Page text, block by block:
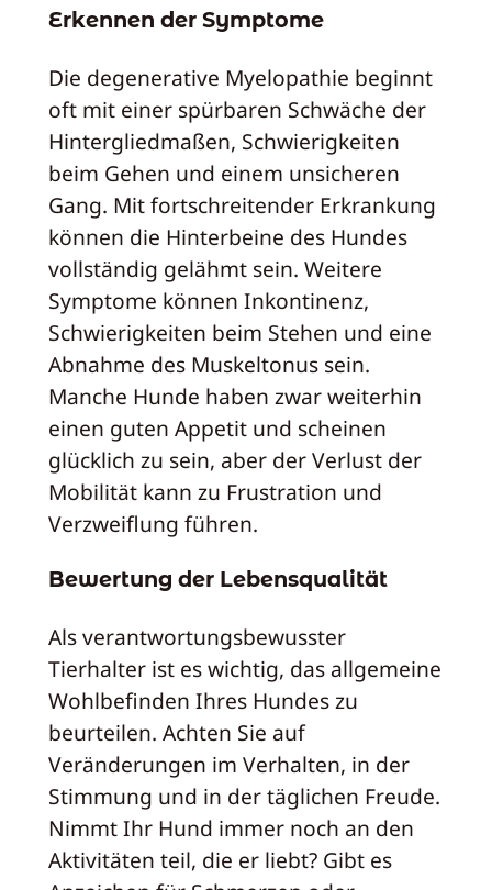
Erkennen der Symptome
Die degenerative Myelopathie beginnt
oft mit einer spürbaren Schwäche der
Hintergliedmaßen, Schwierigkeiten
beim Gehen und einem unsicheren
Gang. Mit fortschreitender Erkrankung
können die Hinterbeine des Hundes
vollständig gelähmt sein. Weitere
Symptome können Inkontinenz,
Schwierigkeiten beim Stehen und eine
Abnahme des Muskeltonus sein.
Manche Hunde haben zwar weiterhin
einen guten Appetit und scheinen
glücklich zu sein, aber der Verlust der
Mobilität kann zu Frustration und
Verzweiflung führen.
Bewertung der Lebensqualität
Als verantwortungsbewusster
Tierhalter ist es wichtig, das allgemeine
Wohlbefinden Ihres Hundes zu
beurteilen. Achten Sie auf
Veränderungen im Verhalten, in der
Stimmung und in der täglichen Freude.
Nimmt Ihr Hund immer noch an den
Aktivitäten teil, die er liebt? Gibt es